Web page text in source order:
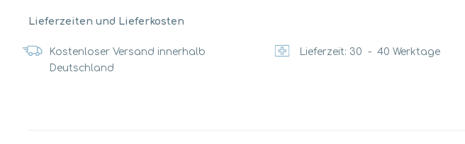
Lieferzeiten und Lieferkosten
Kostenloser Versand innerhalb
Deutschland
Lieferzeit: 30 - 40 Werktage